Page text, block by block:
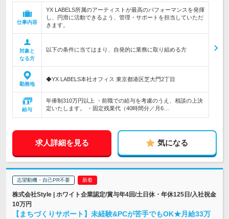
仕事内容
YX LABELS所属のアーティストが最高のパフォーマンスを発揮
し、円滑に活動できるよう、管理・サポートを担当していただ
きます。
対象と
なる方
以下の条件に当てはまり、自発的に業務に取り組める方
勤務地
◆YX LABELS本社オフィス 東京都港区芝大門2丁目
給与
年俸制310万円以上 ・前職での給与を考慮のうえ、相談の上決
定いたします。 ・固定残業代（40時間分／月6…
求人詳細を見る 気になる
志望動機・自己PR不要
株式会社Style | ホワイト企業認定/賞与年4回/土日休・年休125日/入社祝金
10万円
【まちづくりサポート】未経験&PCが苦手でもOK★月給33万